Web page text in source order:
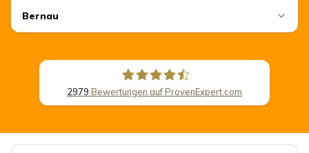
Bernau
2979 Bewertungen auf ProvenExpert.com